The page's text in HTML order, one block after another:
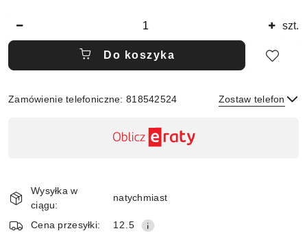
szt.
Do koszyka
Zamówienie telefoniczne: 818542524 Zostaw telefon
dostawa
Wysyłka w
ciągu:
natychmiast
Cena przesyłki: 12.5